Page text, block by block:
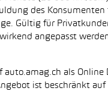
des
Gültig für
angepasst
als
ist beschränkt auf